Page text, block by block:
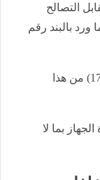
التصالح
ورد بالبند رقم
7 - حصيلة المقابل المنصوص عليه بالمادة (17) من هذا
بما لا